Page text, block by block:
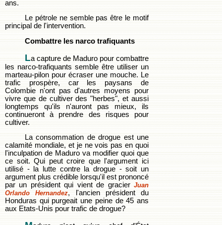
ans.
Le pétrole ne semble pas être le motif
principal de l'intervention.
Combattre les narco trafiquants
La capture de Maduro pour combattre
les narco-trafiquants semble être utiliser un
marteau-pilon pour écraser une mouche. Le
trafic prospère, car les paysans de
Colombie n'ont pas d'autres moyens pour
vivre que de cultiver des "herbes", et aussi
longtemps qu'ils n'auront pas mieux, ils
continueront à prendre des risques pour
cultiver.
La consommation de drogue est une
calamité mondiale, et je ne vois pas en quoi
l'inculpation de Maduro va modifier quoi que
ce soit. Qui peut croire que l'argument ici
utilisé - la lutte contre la drogue - soit un
argument plus crédible lorsqu'il est prononcé
par un président qui vient de gracier Juan
Orlando Hernandez, l'ancien président du
Honduras qui purgeait une peine de 45 ans
aux Etats-Unis pour trafic de drogue?